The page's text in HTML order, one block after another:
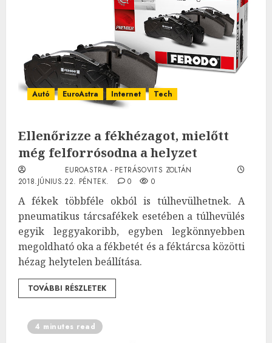
Autó EuroAstra Internet Tech
Ellenőrizze a fékhézagot, mielőtt
még felforrósodna a helyzet
EUROASTRA - PETRÁSOVITS ZOLTÁN
2018.JÚNIUS.22. PÉNTEK.
0 0
A fékek többféle okból is túlhevülhetnek. A
pneumatikus tárcsafékek esetében a túlhevülés
egyik leggyakoribb, egyben legkönnyebben
megoldható oka a fékbetét és a féktárcsa közötti
hézag helytelen beállítása.
TOVÁBBI RÉSZLETEK
4 minutes read